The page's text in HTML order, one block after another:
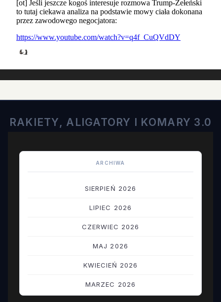
RAKIETY, ALIGATORY I KOMARY 3.0
ARCHIWA
SIERPIEŃ 2026
LIPIEC 2026
CZERWIEC 2026
MAJ 2026
KWIECIEŃ 2026
MARZEC 2026